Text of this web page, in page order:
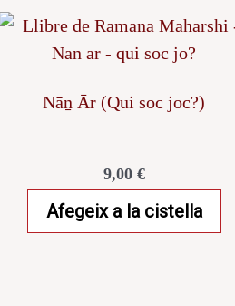
Nāṉ Ār (Qui soc joc?)
9,00 €
Afegeix a la cistella